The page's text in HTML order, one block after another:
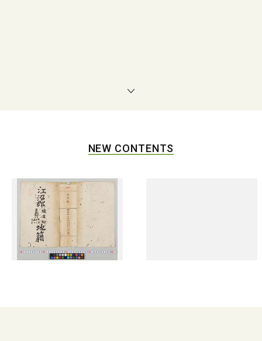
NEW CONTENTS